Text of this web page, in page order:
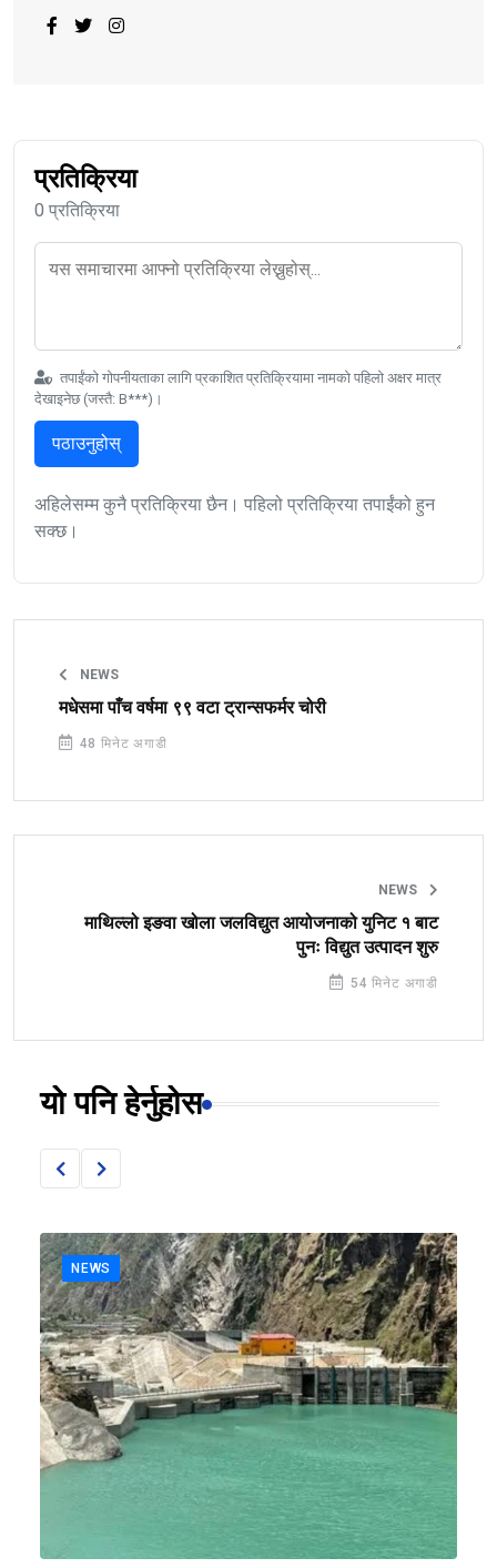
प्रतिक्रिया
0 प्रतिक्रिया
तपाईंको गोपनीयताका लागि प्रकाशित प्रतिक्रियामा नामको पहिलो अक्षर मात्र
देखाइनेछ (जस्तै: B***)।
पठाउनुहोस्
अहिलेसम्म कुनै प्रतिक्रिया छैन। पहिलो प्रतिक्रिया तपाईंको हुन
सक्छ।
NEWS
मधेसमा पाँच वर्षमा ९९ वटा ट्रान्सफर्मर चोरी
48 मिनेट अगाडी
NEWS
माथिल्लो इङवा खोला जलविद्युत आयोजनाको युनिट १ बाट
पुनः विद्युत उत्पादन शुरु
54 मिनेट अगाडी
यो पनि हेर्नुहोस
NEWS